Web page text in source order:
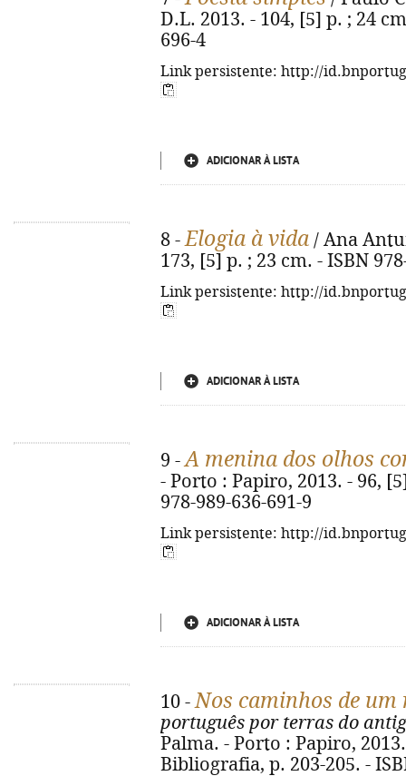
D.L. 2013. - 104, [5] p. ; 24
696-4
Link persistente: http://
ADICIONAR À LISTA
8 -Elogia à vida / Ana
173, [5] p. ; 23 cm. - ISBN
Link persistente: http://
ADICIONAR À LISTA
9 -A menina dos olhos
- Porto : Papiro, 2013. - 96,
978-989-636-691-9
Link persistente: http://
ADICIONAR À LISTA
10 -Nos caminhos de
português por terras do
Palma. - Porto : Papiro,
Bibliografia, p. 203-205. -